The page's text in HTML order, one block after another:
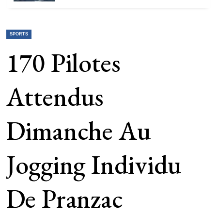
SPORTS
170 Pilotes
Attendus
Dimanche Au
Jogging Individu
De Pranzac